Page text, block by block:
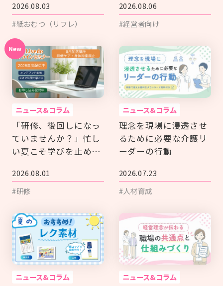
2026.08.03
#紙おむつ（リフレ）
2026.08.06
#経営者向け
ニュース&コラム
「研修、後回しになっ
ていませんか？」忙し
い夏こそ学びを止めな
2026.08.01
#研修
ニュース&コラム
理念を現場に浸透させ
るために必要な介護リ
ーダーの行動
2026.07.23
#人材育成
ニュース&コラム ニュース&コラム